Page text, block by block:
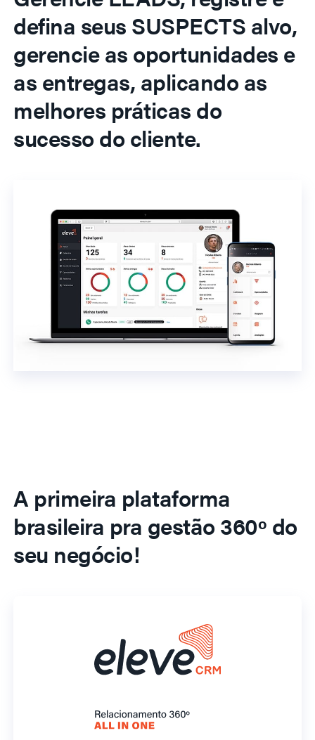
defina seus SUSPECTS alvo,
gerencie as oportunidades e
as entregas, aplicando as
melhores práticas do
sucesso do cliente.
A primeira plataforma
brasileira pra gestão 360º do
seu negócio!